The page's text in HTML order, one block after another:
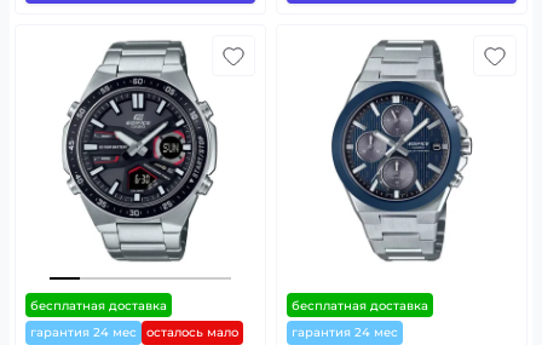
бесплатная доставка
гарантия 24 мес
осталось мало
бесплатная доставка
гарантия 24 мес